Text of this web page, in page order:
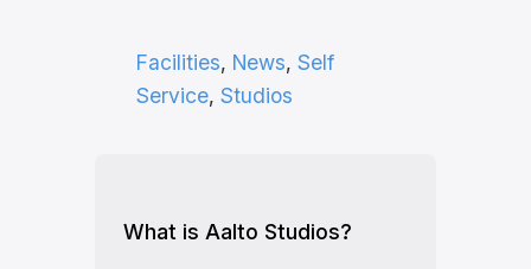
Facilities, News, Self
Service, Studios
What is Aalto Studios?